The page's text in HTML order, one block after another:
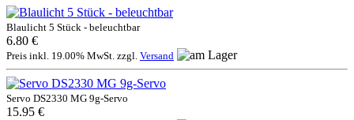
Blaulicht 5 Stück - beleuchtbar
6.80 €
Preis inkl. 19.00% MwSt. zzgl. Versand
Servo DS2330 MG 9g-Servo
15.95 €